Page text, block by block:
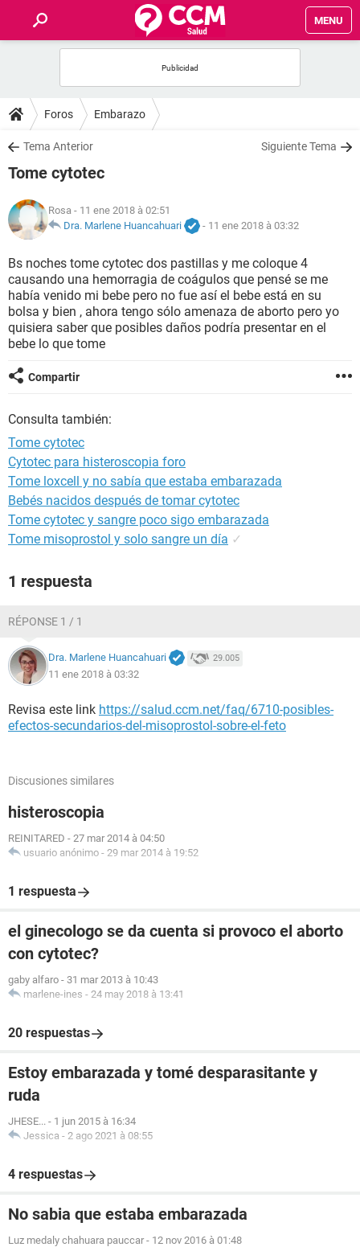
MENU
FORUMS
SALUD
NUTRICIÓN
BIENESTAR
SEXUALIDAD
GLOSARIO
Foros Embarazo
Tema Anterior Siguiente Tema
Tome cytotec
Rosa - 11 ene 2018 à 02:51
Dra. Marlene Huancahuari
- 11 ene 2018 à 03:32
Bs noches tome cytotec dos pastillas y me coloque 4
causando una hemorragia de coágulos que pensé se me
había venido mi bebe pero no fue así el bebe está en su
bolsa y bien , ahora tengo sólo amenaza de aborto pero yo
quisiera saber que posibles daños podría presentar en el
bebe lo que tome
Compartir
Consulta también:
Tome cytotec
Cytotec para histeroscopia foro
Tome loxcell y no sabía que estaba embarazada
Bebés nacidos después de tomar cytotec
Tome cytotec y sangre poco sigo embarazada
Tome misoprostol y solo sangre un día ✓
1 respuesta
RÉPONSE 1 / 1
Dra. Marlene Huancahuari 29.005
11 ene 2018 à 03:32
Revisa este link https://salud.ccm.net/faq/6710-posibles-
efectos-secundarios-del-misoprostol-sobre-el-feto
Discusiones similares
histeroscopia
REINITARED - 27 mar 2014 à 04:50
usuario anónimo - 29 mar 2014 à 19:52
1 respuesta
el ginecologo se da cuenta si provoco el aborto
con cytotec?
gaby alfaro - 31 mar 2013 à 10:43
marlene-ines - 24 may 2018 à 13:41
20 respuestas
Estoy embarazada y tomé desparasitante y
ruda
JHESE... - 1 jun 2015 à 16:34
Jessica - 2 ago 2021 à 08:55
4 respuestas
No sabia que estaba embarazada
Luz medaly chahuara pauccar - 12 nov 2016 à 01:48